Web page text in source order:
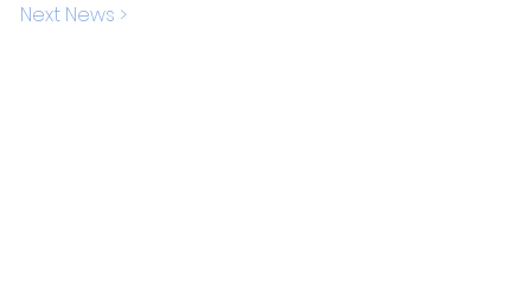
Next News >